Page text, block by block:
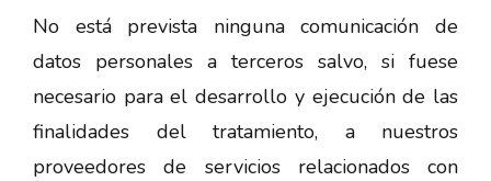
No está prevista ninguna comunicación de
datos personales a terceros salvo, si fuese
necesario para el desarrollo y ejecución de las
finalidades del tratamiento, a nuestros
proveedores de servicios relacionados con